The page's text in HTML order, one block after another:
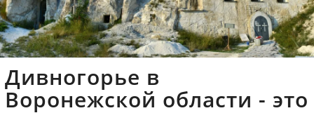
Дивногорье в
Воронежской области - это